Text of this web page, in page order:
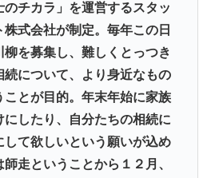
チカラ」を運営するスタッ
式会社が制定。毎年この日
を募集し、難しくとっつき
続について、より身近なもの
ことが目的。年末年始に家族
したり、自分たちの相続に
て欲しいという願いが込め
走ということから１２月、